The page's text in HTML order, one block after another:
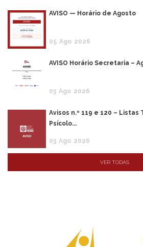
AVISO — Horário de Agosto
05 Ago 2026
AVISO Horário Secretaria –
03 Ago 2026
Avisos n.º 119 e 120 –
Psícolo...
03 Ago 2026
VER TODAS